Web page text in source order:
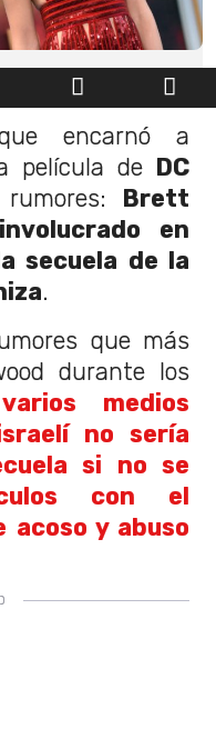
encarnó a
película deDC
Brett
en
secuela de la
.
que más
durante los
medios
no sería
si no se
con el
acoso y abuso